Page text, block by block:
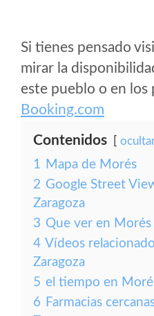
Si tienes pensado
mirar la
este pueblo o en los
Booking.com
Contenidos
1 Mapa de Morés
2 Google Street
Zaragoza
3 Que ver en Morés
4 Vídeos
Zaragoza
5 el tiempo en
6 Farmacias